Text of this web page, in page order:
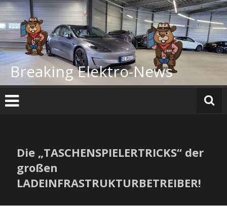
Zum
Inhalt
springen
Breaking Elektro-News
Die „TASCHENSPIELERTRICKS“ der
großen
LADEINFRASTRUKTURBETREIBER!